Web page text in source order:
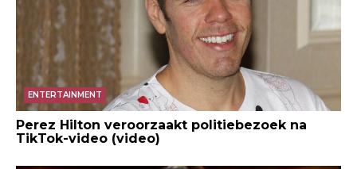
ENTERTAINMENT
Perez Hilton veroorzaakt politiebezoek na
TikTok-video (video)